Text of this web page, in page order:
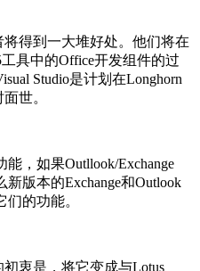
得到一大堆好处。他们将在
具中的Office开发组件的过
Studio是计划在Longhorn
世。
，如果Outllook/Exchange
版本的Exchange和Outlook
的功能。
初衷是，将它变成与Lotus